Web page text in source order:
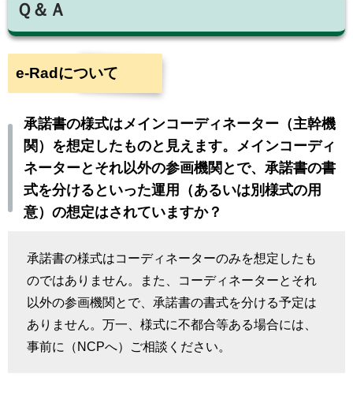
Ｑ＆Ａ
e-Radについて
承諾書の様式はメインコーディネーター（主幹機
関）を想定したものと見えます。メインコーディ
ネーターとそれ以外の参画機関とで、承諾書の書
式を分けるといった運用（あるいは別様式の用
意）の想定はされていますか？
承諾書の様式はコーディネーターのみを想定したも
のではありません。また、コーディネーターとそれ
以外の参画機関とで、承諾書の書式を分ける予定は
ありません。万一、様式に不都合等ある場合には、
事前に（NCPへ）ご相談ください。